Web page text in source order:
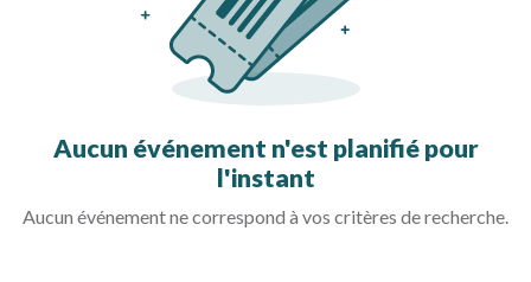
Aucun événement n'est planifié pour
l'instant
Aucun événement ne correspond à vos critères de recherche.